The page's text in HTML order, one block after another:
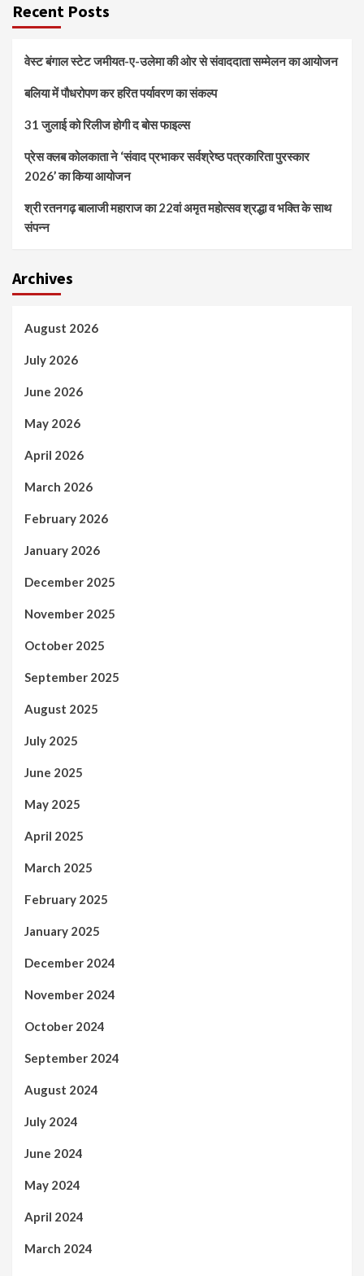
Recent Posts
वेस्ट बंगाल स्टेट जमीयत-ए-उलेमा की ओर से संवाददाता सम्मेलन का आयोजन
बलिया में पौधरोपण कर हरित पर्यावरण का संकल्प
31 जुलाई को रिलीज होगी द बोस फाइल्स
प्रेस क्लब कोलकाता ने ‘संवाद प्रभाकर सर्वश्रेष्ठ पत्रकारिता पुरस्कार
2026’ का किया आयोजन
श्री रतनगढ़ बालाजी महाराज का 22वां अमृत महोत्सव श्रद्धा व भक्ति के साथ
संपन्न
Archives
August 2026
July 2026
June 2026
May 2026
April 2026
March 2026
February 2026
January 2026
December 2025
November 2025
October 2025
September 2025
August 2025
July 2025
June 2025
May 2025
April 2025
March 2025
February 2025
January 2025
December 2024
November 2024
October 2024
September 2024
August 2024
July 2024
June 2024
May 2024
April 2024
March 2024